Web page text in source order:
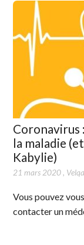
Coronavirus
la maladie
Kabylie)
21 mars 2020, Velqa
Vous pouvez
contacter un